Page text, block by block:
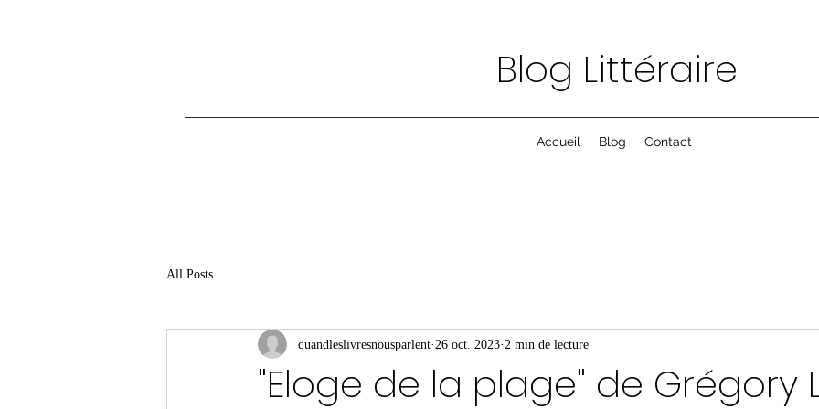
Blog Littéraire
Accueil Blog Contact
All Posts
"Eloge de la plage" de Grégory
quandleslivresnousparlent 26 oct. 2023 2 min de lecture